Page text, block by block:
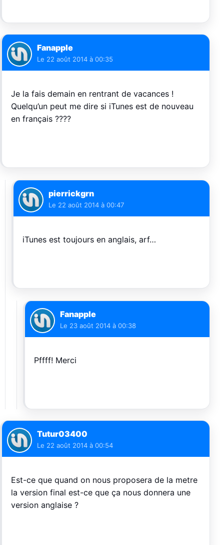
Fanapple
Le 22 août 2014 à 00:35
Je la fais demain en rentrant de vacances !
Quelqu’un peut me dire si iTunes est de nouveau
en français ????
pierrickgrn
Le 22 août 2014 à 00:47
iTunes est toujours en anglais, arf…
Fanapple
Le 23 août 2014 à 00:38
Pffff! Merci
Tutur03400
Le 22 août 2014 à 00:54
Est-ce que quand on nous proposera de la metre
la version final est-ce que ça nous donnera une
version anglaise ?